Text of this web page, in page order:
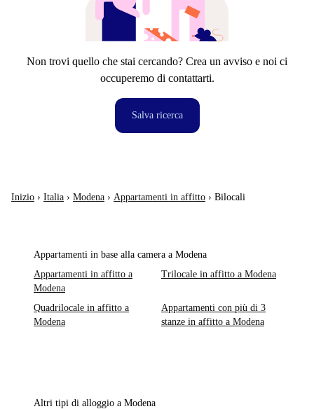
Non trovi quello che stai cercando? Crea un avviso e noi ci
occuperemo di contattarti.
Salva ricerca
Inizio › Italia › Modena › Appartamenti in affitto › Bilocali
Appartamenti in base alla camera a Modena
Appartamenti in affitto a
Modena
Trilocale in affitto a Modena
Quadrilocale in affitto a
Modena
Appartamenti con più di 3
stanze in affitto a Modena
Altri tipi di alloggio a Modena